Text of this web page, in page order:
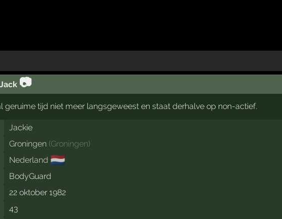
📷
geruime tijd niet meer langsgeweest en staat derhalve op non-actief.
Jackie
Groningen (Groningen)
Nederland 🇳🇱
BodyGuard
22 oktober 1982
43